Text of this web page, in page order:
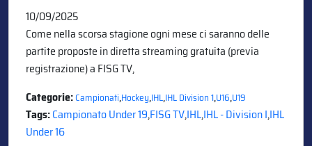
10/09/2025
Come nella scorsa stagione ogni mese ci saranno delle
partite proposte in diretta streaming gratuita (previa
registrazione) a FISG TV,
Categorie:Campionati,Hockey,IHL,IHL Division 1,U16,U19
Tags:Campionato Under 19,FISG TV,IHL,IHL - Division I,IHL
Under 16